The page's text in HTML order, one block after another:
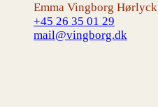
Emma Vingborg Hørlyck
+45 26 35 01 29
mail@vingborg.dk